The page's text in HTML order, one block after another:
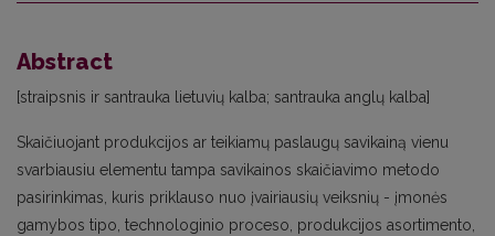
Abstract
[straipsnis ir santrauka lietuvių kalba; santrauka anglų kalba]
Skaičiuojant produkcijos ar teikiamų paslaugų savikainą vienu
svarbiausiu elementu tampa savikainos skaičiavimo metodo
pasirinkimas, kuris priklauso nuo įvairiausių veiksnių - įmonės
gamybos tipo, technologinio proceso, produkcijos asortimento,